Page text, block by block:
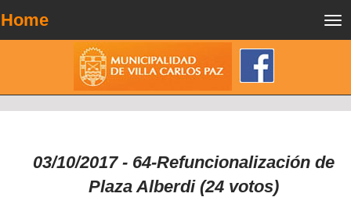
Home
03/10/2017 - 64-Refuncionalización de
Plaza Alberdi (24 votos)